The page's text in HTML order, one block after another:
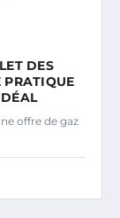
DES
PRATIQUE
offre de gaz